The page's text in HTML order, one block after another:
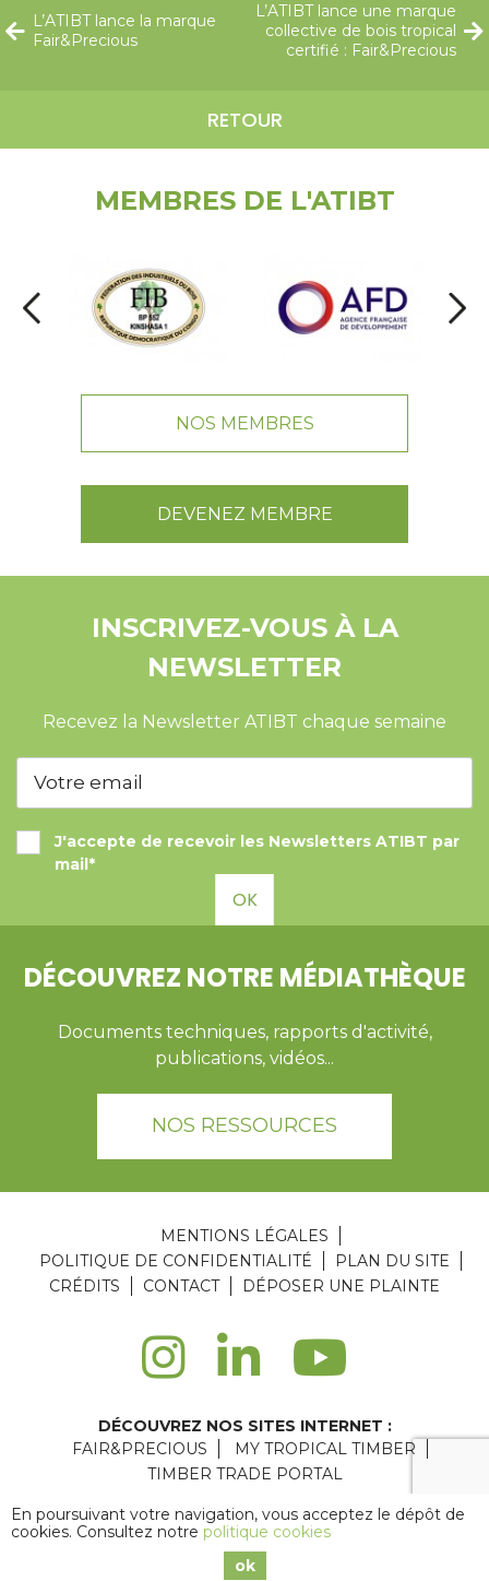
L’ATIBT lance la marque
Fair&Precious
RETOUR
L’ATIBT lance une marque
collective de bois tropical
certifié : Fair&Precious
MEMBRES DE L'ATIBT
NOS MEMBRES
DEVENEZ MEMBRE
INSCRIVEZ-VOUS À LA
NEWSLETTER
Recevez la Newsletter ATIBT chaque semaine
J'accepte de recevoir les Newsletters ATIBT par
mail*
OK
DÉCOUVREZ NOTRE MÉDIATHÈQUE
Documents techniques, rapports d'activité,
publications, vidéos...
NOS RESSOURCES
MENTIONS LÉGALES
POLITIQUE DE CONFIDENTIALITÉ
PLAN DU SITE
CRÉDITS
CONTACT DÉPOSER UNE PLAINTE
DÉCOUVREZ NOS SITES INTERNET :
FAIR&PRECIOUS
MY TROPICAL TIMBER
TIMBER TRADE PORTAL
Copyright © 2026 ATIBT
En poursuivant votre navigation, vous acceptez le dépôt de
cookies. Consultez notre politique cookies
ok